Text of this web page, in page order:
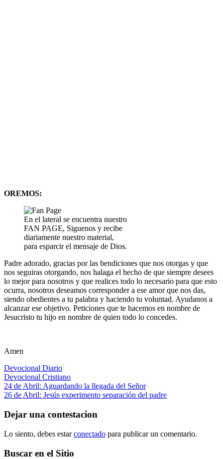
OREMOS:
En el lateral se encuentra nuestro
FAN PAGE, Siguenos y recibe
diariamente nuestro material,
para esparcir el mensaje de Dios.
Padre adorado, gracias por las bendiciones que nos otorgas y que
nos seguiras otorgando, nos halaga el hecho de que siempre desees
lo mejor para nosotros y que realices todo lo necesario para que esto
ocurra, nosotros deseamos corresponder a ese amor que nos das,
siendo obedientes a tu palabra y haciendo tu voluntad. Ayudanos a
alcanzar ese objetivo. Peticiones que te hacemos en nombre de
Jesucristo tu hijo en nombre de quien todo lo concedes.
Amen
Devocional Diario
Devocional Cristiano
Navegación
de
entradas
Entrada
anterior:
24 de Abril: Aguardando la llegada del Señor
Siguiente
26 de Abril: Jesús experimento separación del padre
Dejar una contestacion
Lo siento, debes estarconectado para publicar un comentario.
Buscar en el Sitio